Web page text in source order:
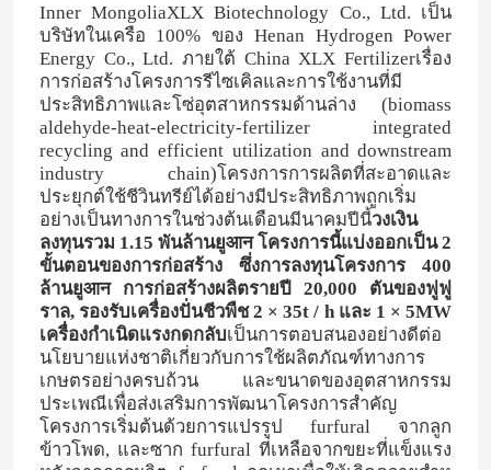
Inner MongoliaXLX Biotechnology Co., Ltd. เป็น
บริษัทในเครือ 100% ของ Henan Hydrogen Power
Energy Co., Ltd. ภายใต้ China XLX Fertilizerเรื่อง
การก่อสร้างโครงการรีไซเคิลและการใช้งานที่มี
ประสิทธิภาพและโซ่อุตสาหกรรมด้านล่าง (biomass
aldehyde-heat-electricity-fertilizer integrated
recycling and efficient utilization and downstream
industry chain)โครงการการผลิตที่สะอาดและ
ประยุกต์ใช้ชีวินทรีย์ได้อย่างมีประสิทธิภาพถูกเริ่ม
อย่างเป็นทางการในช่วงต้นเดือนมีนาคมปีนี้วงเงิน
ลงทุนรวม 1.15 พันล้านยูआन โครงการนี้แบ่งออกเป็น 2
ขั้นตอนของการก่อสร้าง ซึ่งการลงทุนโครงการ 400
ล้านยูआन การก่อสร้างผลิตรายปี 20,000 ตันของฟูฟู
ราล, รองรับเครื่องปั่นชีวพืช 2 × 35t / h และ 1 × 5MW
เครื่องกําเนิดแรงกดกลับเป็นการตอบสนองอย่างดีต่อ
นโยบายแห่งชาติเกี่ยวกับการใช้ผลิตภัณฑ์ทางการ
เกษตรอย่างครบถ้วน และขนาดของอุตสาหกรรม
ประเพณีเพื่อส่งเสริมการพัฒนาโครงการสําคัญ
โครงการเริ่มต้นด้วยการแปรรูป furfural จากลูก
ข้าวโพด, และซาก furfural ที่เหลือจากขยะที่แข็งแรง